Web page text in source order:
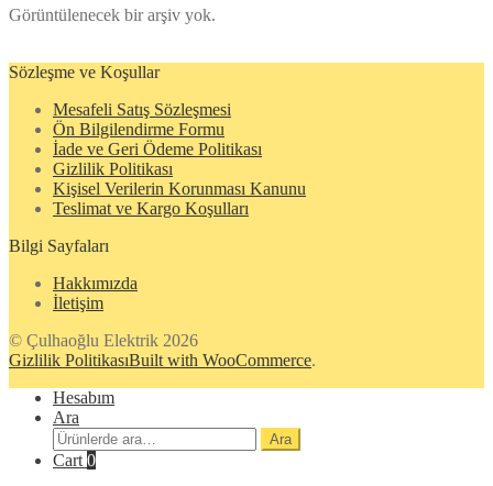
Görüntülenecek bir arşiv yok.
Sözleşme ve Koşullar
Mesafeli Satış Sözleşmesi
Ön Bilgilendirme Formu
İade ve Geri Ödeme Politikası
Gizlilik Politikası
Kişisel Verilerin Korunması Kanunu
Teslimat ve Kargo Koşulları
Bilgi Sayfaları
Hakkımızda
İletişim
© Çulhaoğlu Elektrik 2026
Gizlilik PolitikasıBuilt with WooCommerce.
Hesabım
Ara
Ara:
Ara
Cart 0